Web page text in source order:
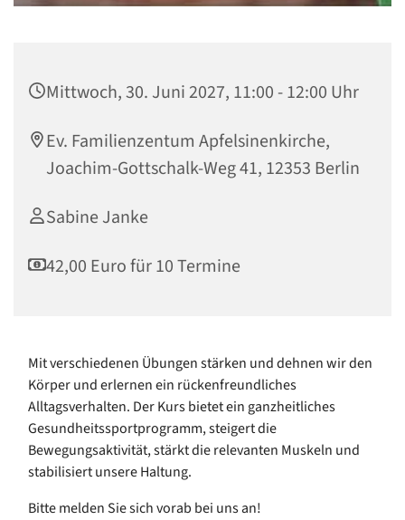
Mittwoch, 30. Juni 2027, 11:00 - 12:00 Uhr
Ev. Familienzentum Apfelsinenkirche,
Joachim-Gottschalk-Weg 41, 12353 Berlin
Sabine Janke
42,00 Euro für 10 Termine
Mit verschiedenen Übungen stärken und dehnen wir den
Körper und erlernen ein rückenfreundliches
Alltagsverhalten. Der Kurs bietet ein ganzheitliches
Gesundheitssportprogramm, steigert die
Bewegungsaktivität, stärkt die relevanten Muskeln und
stabilisiert unsere Haltung.
Bitte melden Sie sich vorab bei uns an!